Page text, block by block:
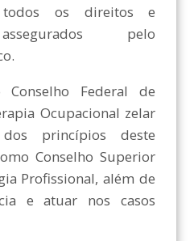
os direitos e
pelo
Federal de
Ocupacional zelar
princípios deste
Conselho Superior
Profissional, além de
e atuar nos casos